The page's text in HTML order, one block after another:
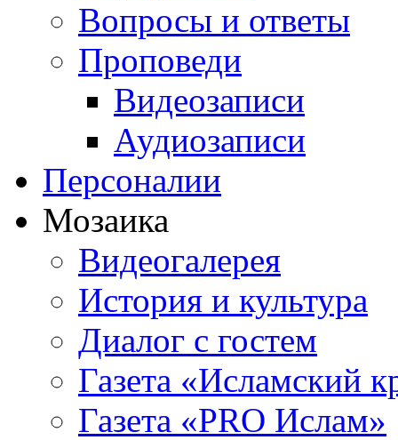
Вопросы и ответы
Проповеди
Видеозаписи
Аудиозаписи
Персоналии
Мозаика
Видеогалерея
История и культура
Диалог с гостем
Газета «Исламский
Газета «PRO Ислам»